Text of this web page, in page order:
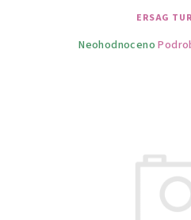
ERSAG
Průměrné
Neohodnoceno